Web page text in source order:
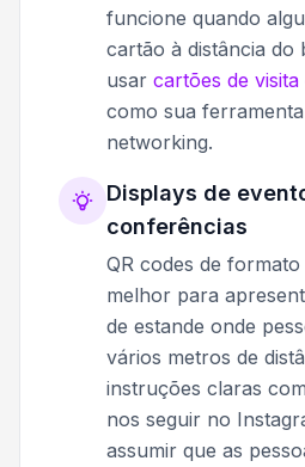
funcione quando
cartão à distância do
usar cartões de
como sua
networking.
Displays de
conferências
QR codes de
melhor para
de estande onde
vários metros de
instruções claras
nos seguir no
assumir que as